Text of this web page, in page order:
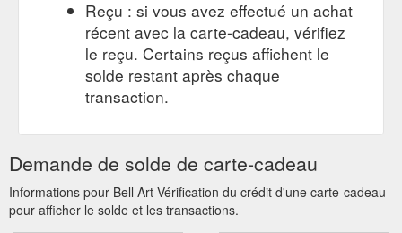
Reçu : si vous avez effectué un achat
récent avec la carte-cadeau, vérifiez
le reçu. Certains reçus affichent le
solde restant après chaque
transaction.
Demande de solde de carte-cadeau
Informations pour Bell Art Vérification du crédit d'une carte-cadeau
pour afficher le solde et les transactions.